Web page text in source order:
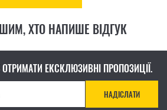
ХТО НАПИШЕ ВІДГУК
ЕКСКЛЮЗИВНІ ПРОПОЗИЦІЇ.
НАДІСЛАТИ